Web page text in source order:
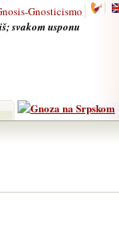
svakom usponu